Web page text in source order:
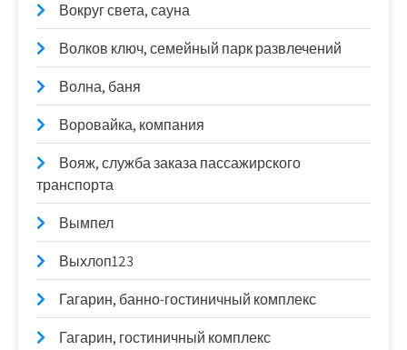
Вокруг света, сауна
Волков ключ, семейный парк развлечений
Волна, баня
Воровайка, компания
Вояж, служба заказа пассажирского
транспорта
Вымпел
Выхлоп123
Гагарин, банно-гостиничный комплекс
Гагарин, гостиничный комплекс